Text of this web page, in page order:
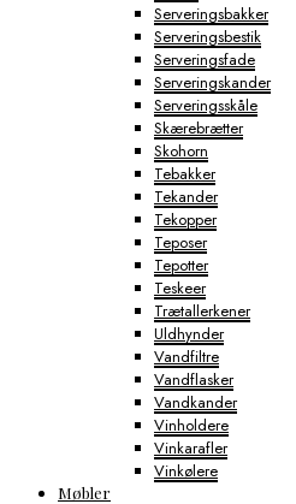
Serveringsbakker
Serveringsbestik
Serveringsfade
Serveringskander
Serveringsskåle
Skærebrætter
Skohorn
Tebakker
Tekander
Tekopper
Teposer
Tepotter
Teskeer
Trætallerkener
Uldhynder
Vandfiltre
Vandflasker
Vandkander
Vinholdere
Vinkarafler
Vinkølere
Møbler